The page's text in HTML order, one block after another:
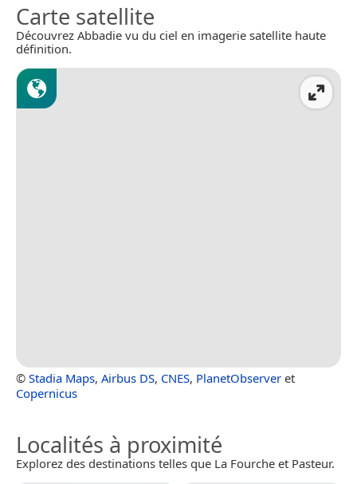
Carte satellite
Découvrez Abbadie vu du ciel en imagerie satellite haute
définition.
© Stadia Maps, Airbus DS, CNES, PlanetObserver et
Copernicus
Localités à proximité
Explorez des destinations telles que La Fourche et Pasteur.